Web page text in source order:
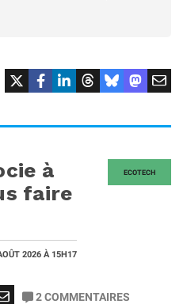
ECOTECH
à
faire
2026 À 15H17
2COMMENTAIRES